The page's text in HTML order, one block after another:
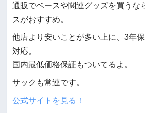
通販でベースや関連グッズを買うな
スがおすすめ。
他店より安いことが多い上に、3年
対応。
国内最低価格保証もついてるよ。
サックも常連です。
公式サイトを見る！